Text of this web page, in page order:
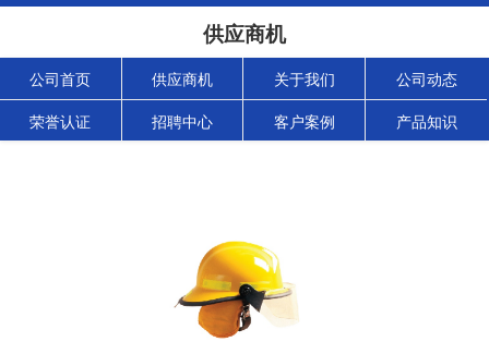
供应商机
公司首页 供应商机 关于我们 公司动态
荣誉认证 招聘中心 客户案例 产品知识